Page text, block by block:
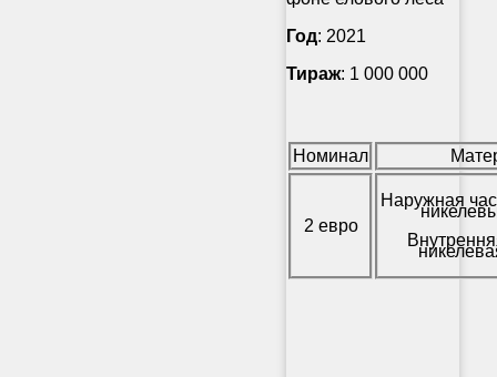
Год: 2021
Тираж: 1 000 000
Номинал
2 евро
Наружная